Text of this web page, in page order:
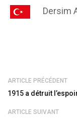
Dersim
ARTICLE PRÉCÉDENT
1915 a détruit
ARTICLE SUIVANT